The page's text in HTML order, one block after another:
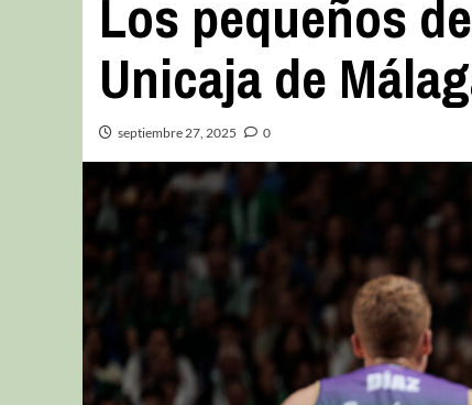
Los pequeños
Unicaja de
septiembre 27, 2025 0